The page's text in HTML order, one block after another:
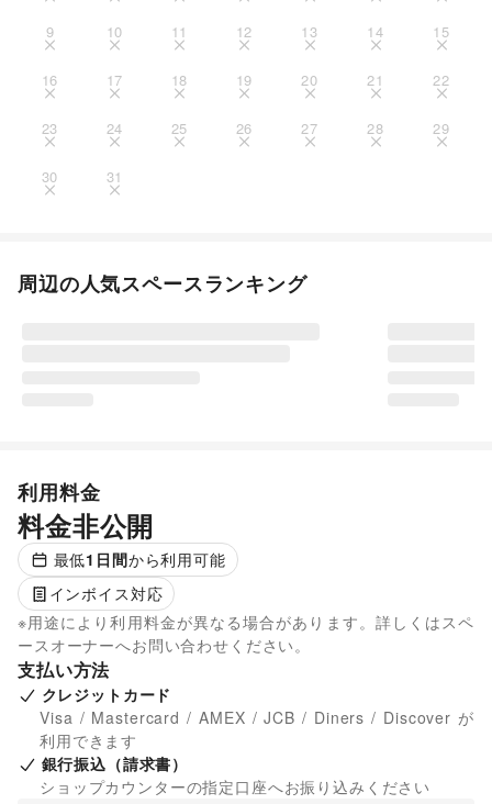
9 10 11 12 13 14 15
16 17 18 19 20 21 22
23 24 25 26 27 28 29
30 31
周辺の人気スペースランキング
利用料金
料金非公開
最低1 日間から利用可能
インボイス対応
※用途により利用料金が異なる場合があります。詳しくはスペ
ースオーナーへお問い合わせください。
支払い方法
クレジットカード
Visa / Mastercard / AMEX / JCB / Diners / Discover が
利用できます
銀行振込（請求書）
ショップカウンターの指定口座へお振り込みください